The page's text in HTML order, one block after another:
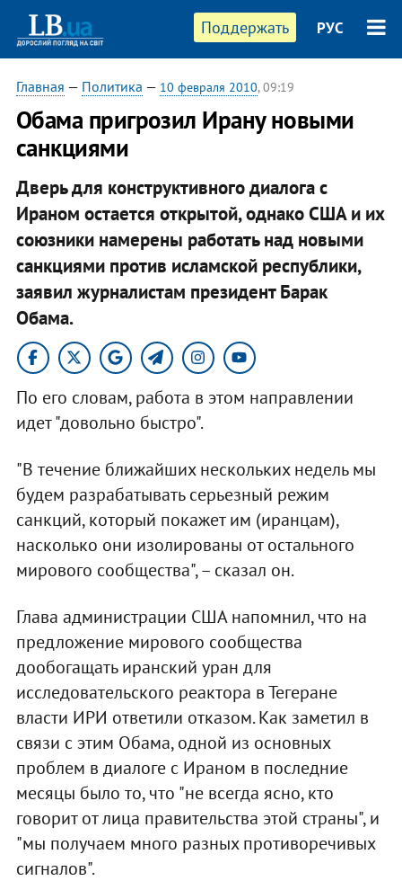
Поддержать РУС
Главная — Политика — 10 февраля 2010, 09:19
Обама пригрозил Ирану новыми
санкциями
Дверь для конструктивного диалога с
Ираном остается открытой, однако США и их
союзники намерены работать над новыми
санкциями против исламской республики,
заявил журналистам президент Барак
Обама.
По его словам, работа в этом направлении
идет "довольно быстро".
"В течение ближайших нескольких недель мы
будем разрабатывать серьезный режим
санкций, который покажет им (иранцам),
насколько они изолированы от остального
мирового сообщества", – сказал он.
Глава администрации США напомнил, что на
предложение мирового сообщества
дообогащать иранский уран для
исследовательского реактора в Тегеране
власти ИРИ ответили отказом. Как заметил в
связи с этим Обама, одной из основных
проблем в диалоге с Ираном в последние
месяцы было то, что "не всегда ясно, кто
говорит от лица правительства этой страны", и
"мы получаем много разных противоречивых
сигналов".